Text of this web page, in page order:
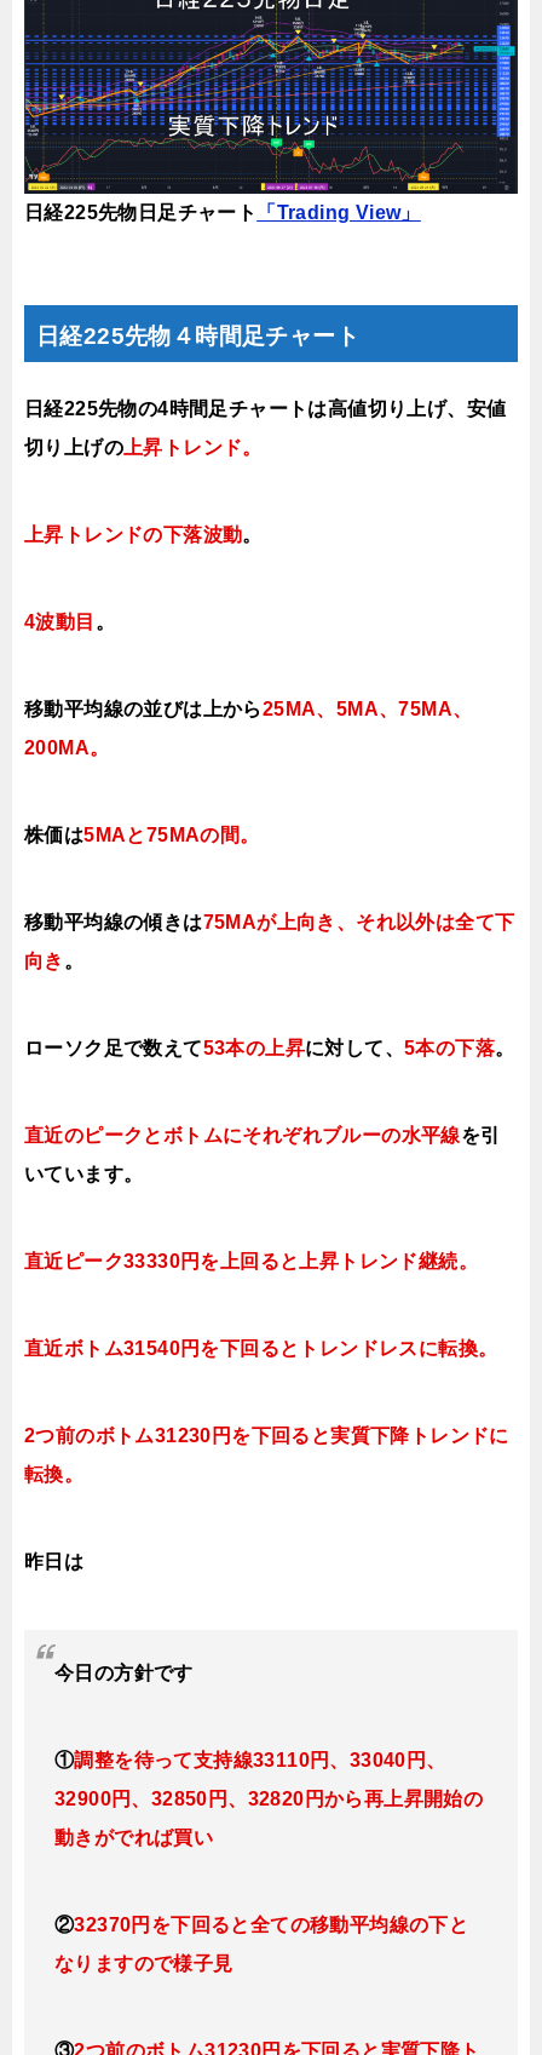
日経225先物日足チャート 「Trading View」
日経225先物４時間足チャート
日経225先物の4時間足チャートは高値切り上げ、安値
切り上げの 上昇トレンド。
上昇トレンドの下落波動。
4波動目 。
移動平均線の並びは上から25MA、5MA、75MA、
200MA。
株価は5MAと75MAの間。
移動平均線の傾きは75MAが上向き、それ以外は全て下
向き 。
ローソク足で数えて53本の上昇に対して、5本の下落。
直近のピークとボトムにそれぞれブルーの水平線を引
いています。
直近ピーク33330円を上回ると上昇トレンド継続。
直近ボトム31540円を下回るとトレンドレスに転換。
2つ前のボトム31230円を下回ると実質下降トレンドに
転換。
昨日は
今日 の方針です
①調整を待って支持線33110円、33040円、
32900円、32850円、32820円から再上昇開始の
動きがでれば買い
②32370円を下回ると全ての移動平均線の下と
なりますので様子見
③2つ前のボトム31230円を下回ると実質下降ト